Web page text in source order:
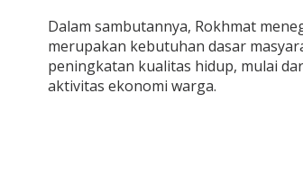
Dalam sambutannya, Rokhmat
merupakan kebutuhan dasar
peningkatan kualitas hidup, mulai
aktivitas ekonomi warga.